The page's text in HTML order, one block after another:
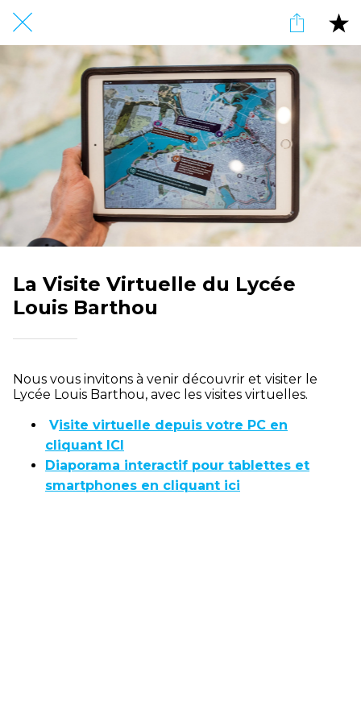
La Visite Virtuelle du Lycée
Louis Barthou
Nous vous invitons à venir découvrir et visiter le
Lycée Louis Barthou, avec les visites virtuelles.
Visite virtuelle depuis votre PC en
cliquant ICI
Diaporama interactif pour tablettes et
smartphones en cliquant ici